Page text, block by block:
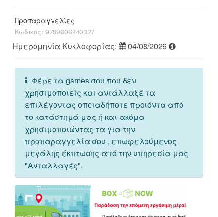
Προπαραγγελίες
Κωδικός: 9789606240327
Ημερομηνία Κυκλοφορίας: 04/08/2026
Φέρε τα games σου που δεν
χρησιμοποιείς και αντάλλαξέ τα
επιλέγοντας οποιαδήποτε προιόντα από
το κατάστημά μας ή και ακόμα
χρησιμοποιώντας τα για την
προπαραγγελία σου , επωφελούμενος
μεγάλης έκπτωσης από την υπηρεσία μας
"Ανταλλαγές".